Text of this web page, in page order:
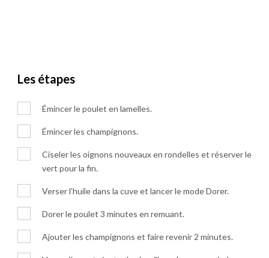
Les étapes
Émincer le poulet en lamelles.
Émincer les champignons.
Ciseler les oignons nouveaux en rondelles et réserver le
vert pour la fin.
Verser l’huile dans la cuve et lancer le mode Dorer.
Dorer le poulet 3 minutes en remuant.
Ajouter les champignons et faire revenir 2 minutes.